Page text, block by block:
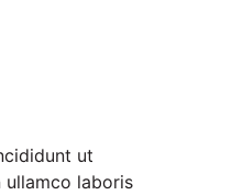
ut
ullamco laboris